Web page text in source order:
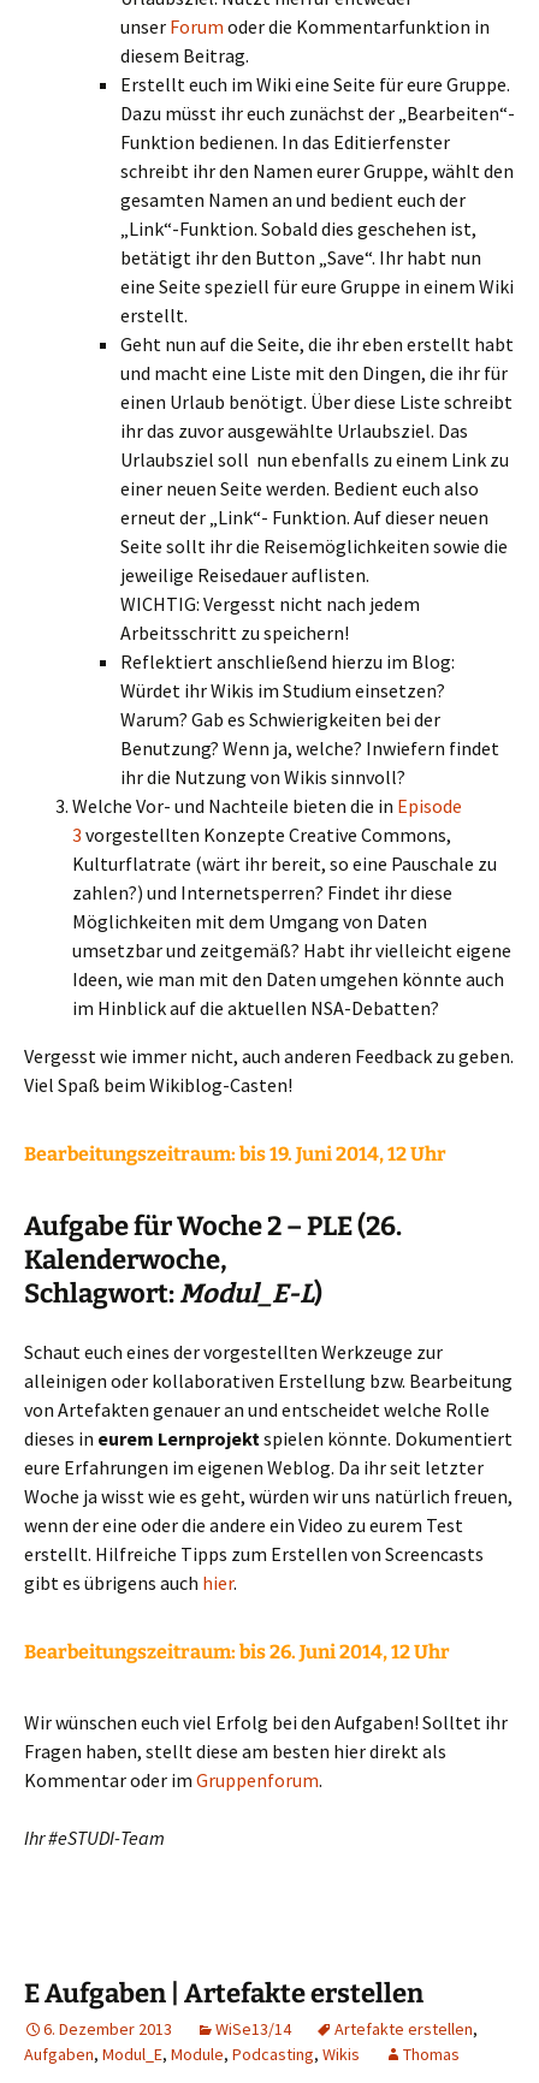
unser Forum oder die Kommentarfunktion in
diesem Beitrag.
Erstellt euch im Wiki eine Seite für eure Gruppe.
Dazu müsst ihr euch zunächst der „Bearbeiten“-
Funktion bedienen. In das Editierfenster
schreibt ihr den Namen eurer Gruppe, wählt den
gesamten Namen an und bedient euch der
„Link“-Funktion. Sobald dies geschehen ist,
betätigt ihr den Button „Save“. Ihr habt nun
eine Seite speziell für eure Gruppe in einem Wiki
erstellt.
Geht nun auf die Seite, die ihr eben erstellt habt
und macht eine Liste mit den Dingen, die ihr für
einen Urlaub benötigt. Über diese Liste schreibt
ihr das zuvor ausgewählte Urlaubsziel. Das
Urlaubsziel soll nun ebenfalls zu einem Link zu
einer neuen Seite werden. Bedient euch also
erneut der „Link“- Funktion. Auf dieser neuen
Seite sollt ihr die Reisemöglichkeiten sowie die
jeweilige Reisedauer auflisten.
WICHTIG: Vergesst nicht nach jedem
Arbeitsschritt zu speichern!
Reflektiert anschließend hierzu im Blog:
Würdet ihr Wikis im Studium einsetzen?
Warum? Gab es Schwierigkeiten bei der
Benutzung? Wenn ja, welche? Inwiefern findet
ihr die Nutzung von Wikis sinnvoll?
Welche Vor- und Nachteile bieten die in Episode
3 vorgestellten Konzepte Creative Commons,
Kulturflatrate (wärt ihr bereit, so eine Pauschale zu
zahlen?) und Internetsperren? Findet ihr diese
Möglichkeiten mit dem Umgang von Daten
umsetzbar und zeitgemäß? Habt ihr vielleicht eigene
Ideen, wie man mit den Daten umgehen könnte auch
im Hinblick auf die aktuellen NSA-Debatten?
Vergesst wie immer nicht, auch anderen Feedback zu geben.
Viel Spaß beim Wikiblog-Casten!
Bearbeitungszeitraum: bis 19. Juni 2014, 12 Uhr
Aufgabe für Woche 2 – PLE (26.
Kalenderwoche,
Schlagwort:Modul_E-L)
Schaut euch eines der vorgestellten Werkzeuge zur
alleinigen oder kollaborativen Erstellung bzw. Bearbeitung
von Artefakten genauer an und entscheidet welche Rolle
dieses in eurem Lernprojektspielen könnte. Dokumentiert
eure Erfahrungen im eigenen Weblog. Da ihr seit letzter
Woche ja wisst wie es geht, würden wir uns natürlich freuen,
wenn der eine oder die andere ein Video zu eurem Test
erstellt. Hilfreiche Tipps zum Erstellen von Screencasts
gibt es übrigens auch hier.
Bearbeitungszeitraum: bis 26. Juni 2014, 12 Uhr
Wir wünschen euch viel Erfolg bei den Aufgaben! Solltet ihr
Fragen haben, stellt diese am besten hier direkt als
Kommentar oder im Gruppenforum.
Ihr #eSTUDI-Team
E Aufgaben | Artefakte erstellen
6. Dezember 2013 WiSe13/14 Artefakte erstellen,
Aufgaben, Modul_E, Module, Podcasting, Wikis Thomas